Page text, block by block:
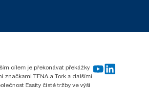
cílem je překonávat překážky
TENA a Tork a dalšími
Essity čisté tržby ve výši